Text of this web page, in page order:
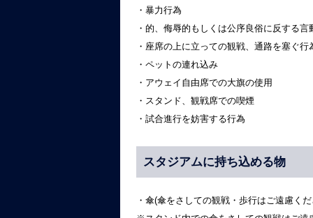
・暴力行為
・的、侮辱的もしくは公序良俗に反する言
・座席の上に立っての観戦、通路を塞ぐ行
・ペットの連れ込み
・アウェイ自由席での大旗の使用
・スタンド、観戦席での喫煙
・試合進行を妨害する行為
スタジアムに持ち込める物
・傘(傘をさしての観戦・歩行はご遠慮く